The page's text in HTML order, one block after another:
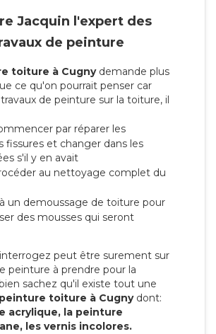
Jacquin l'expert des
de peinture
toiture à Cugnydemande plus
ce qu'on pourrait penser car
de peinture sur la toiture, il
par réparer les
fissures et changer dans les
s'il y en avait
au nettoyage complet du
un demoussage de toiture pour
des mousses qui seront
peut être surement sur
peinture à prendre pour la
sachez qu'il existe tout une
peinture toiture à Cugny dont:
acrylique, la peinture
les vernis incolores.